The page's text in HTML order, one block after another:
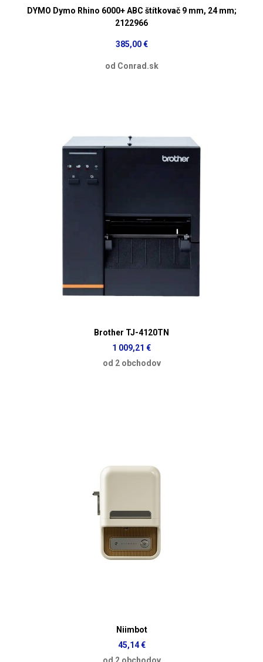
DYMO Dymo Rhino 6000+ ABC štítkovač 9 mm, 24 mm;
2122966
385,00 €
od Conrad.sk
Brother TJ-4120TN
1 009,21 €
od 2 obchodov
Niimbot
45,14 €